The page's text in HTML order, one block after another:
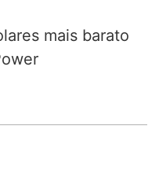
mais barato